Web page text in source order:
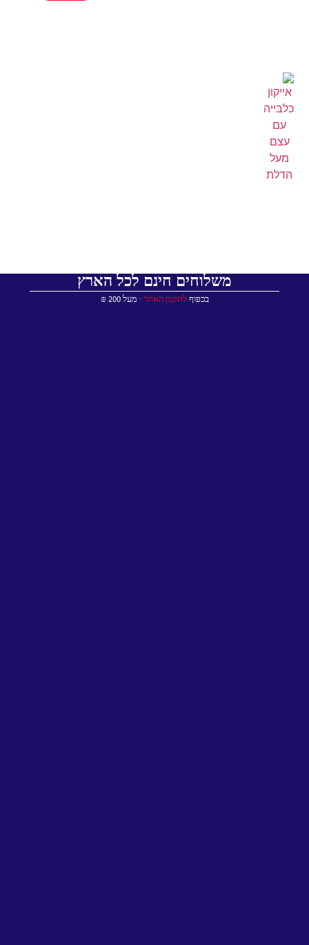
משלוחים חינם לכל הארץ
בכפוףלתקנון האתר∙ מעל 200 ₪